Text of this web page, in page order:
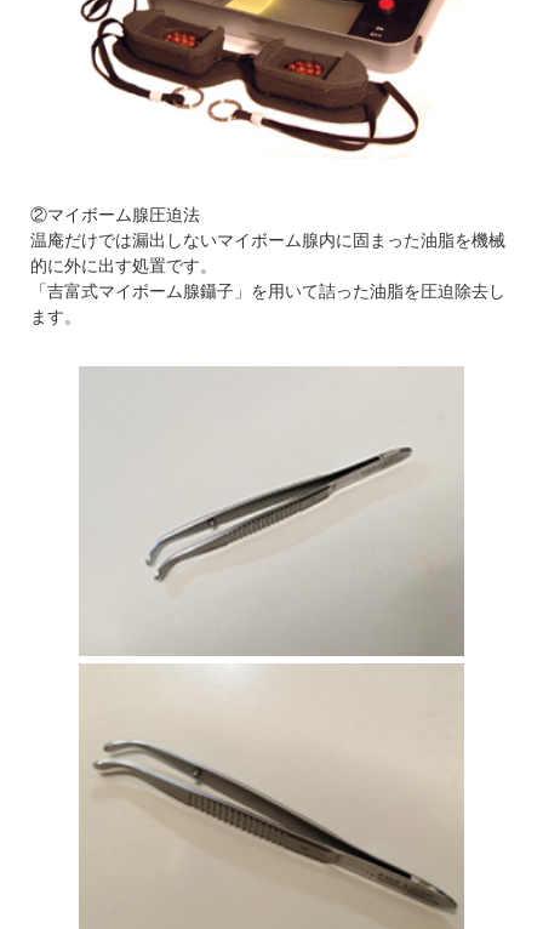
②マイボーム腺圧迫法
温庵だけでは漏出しないマイボーム腺内に固まった油脂を機械
的に外に出す処置です。
「吉富式マイボーム腺鑷子」を用いて詰った油脂を圧迫除去し
ます。